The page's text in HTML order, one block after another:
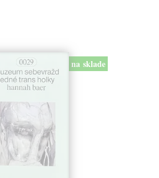
na sklade